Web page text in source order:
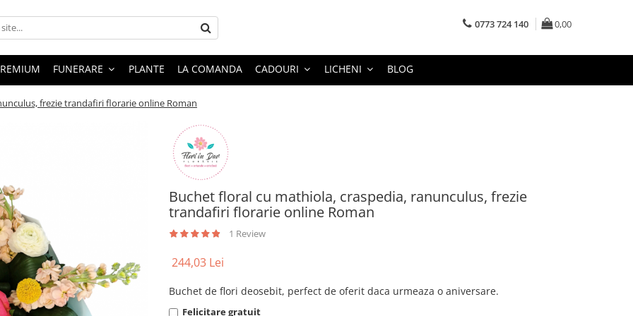
0773 724 140 0,00
FUNERARE PLANTE LA COMANDA CADOURI LICHENI BLOG
frezie trandafiri florarie online Roman
Buchet floral cu mathiola, craspedia, ranunculus, frezie
trandafiri florarie online Roman
1 Review
244,03 Lei
Buchet de flori deosebit, perfect de oferit daca urmeaza o aniversare.
Felicitare gratuit